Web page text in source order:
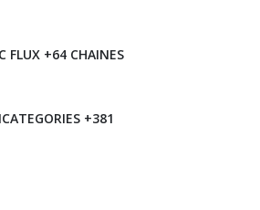
FLUX +64 CHAINES
+381